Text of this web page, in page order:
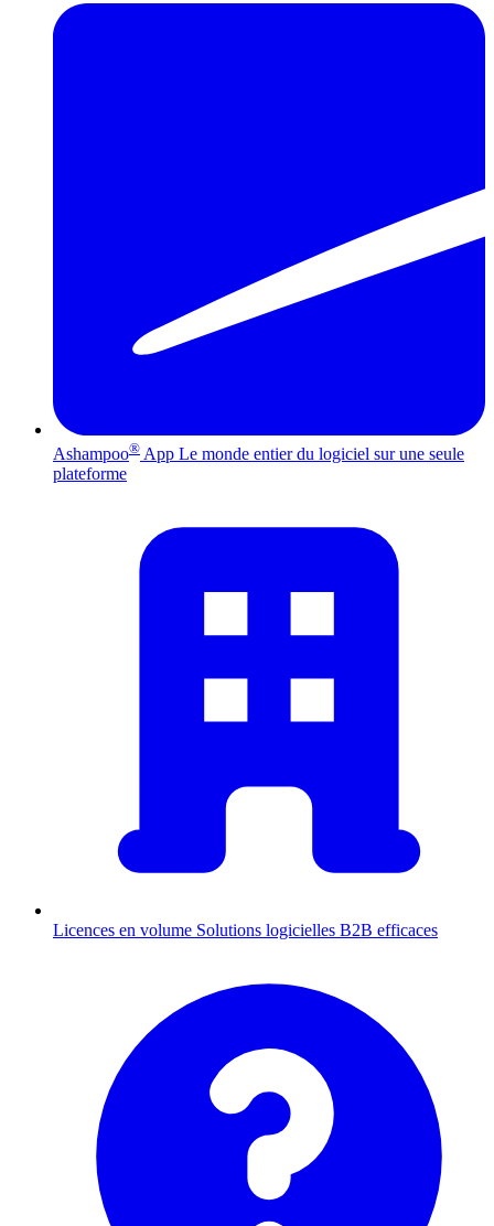
Ashampoo® App Le monde entier du logiciel sur une seule
plateforme
Licences en volume Solutions logicielles B2B efficaces